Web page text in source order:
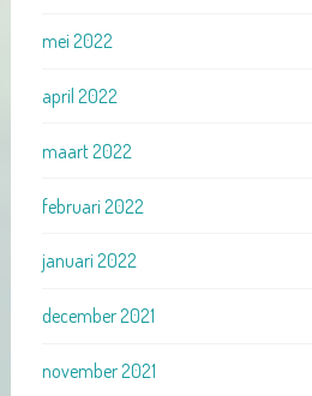
mei 2022
april 2022
maart 2022
februari 2022
januari 2022
december 2021
november 2021